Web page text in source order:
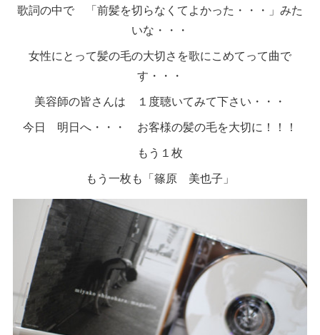
歌詞の中で 「前髪を切らなくてよかった・・・」みた
いな・・・
女性にとって髪の毛の大切さを歌にこめてって曲で
す・・・
美容師の皆さんは １度聴いてみて下さい・・・
今日 明日へ・・・ お客様の髪の毛を大切に！！！
もう１枚
もう一枚も「篠原 美也子」